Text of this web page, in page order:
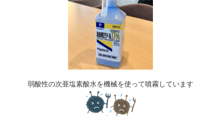
弱酸性の次亜塩素酸水を機械を使って噴霧しています